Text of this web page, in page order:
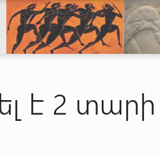
է 2 տարի